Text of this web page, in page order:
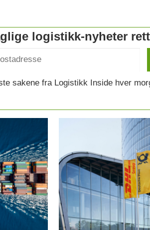
logistikk-nyheter
sakene fra Logistikk Inside hver